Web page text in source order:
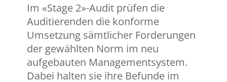
Im «Stage 2»-Audit prüfen die
Auditierenden die konforme
Umsetzung sämtlicher Forderungen
der gewählten Norm im neu
aufgebauten Managementsystem.
Dabei halten sie ihre Befunde im